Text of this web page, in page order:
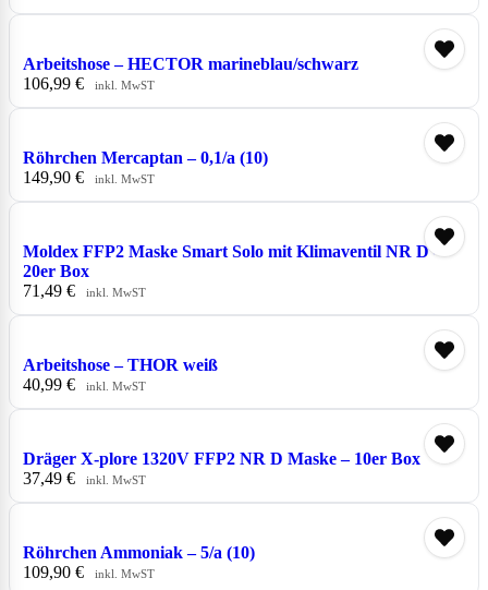
Arbeitshose – HECTOR marineblau/schwarz
106,99 € inkl. MwST
Röhrchen Mercaptan – 0,1/a (10)
149,90 € inkl. MwST
Moldex FFP2 Maske Smart Solo mit Klimaventil NR D –
20er Box
71,49 € inkl. MwST
Arbeitshose – THOR weiß
40,99 € inkl. MwST
Dräger X-plore 1320V FFP2 NR D Maske – 10er Box
37,49 € inkl. MwST
Röhrchen Ammoniak – 5/a (10)
109,90 € inkl. MwST